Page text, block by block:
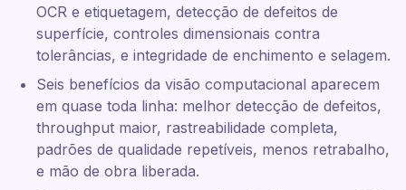
OCR e etiquetagem, detecção de defeitos de
superfície, controles dimensionais contra
tolerâncias, e integridade de enchimento e selagem.
Seis benefícios da visão computacional aparecem
em quase toda linha: melhor detecção de defeitos,
throughput maior, rastreabilidade completa,
padrões de qualidade repetíveis, menos retrabalho,
e mão de obra liberada.